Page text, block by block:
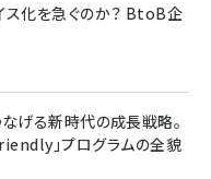
ス化を急ぐのか？ BtoB企
げる新時代の成長戦略。
」プログラムの全貌